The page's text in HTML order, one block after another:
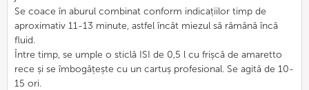
Se coace în aburul combinat conform indicațiilor timp de
aproximativ 11-13 minute, astfel încât miezul să rămână încă
fluid.
Între timp, se umple o sticlă ISI de 0,5 l cu frișcă de amaretto
rece și se îmbogățește cu un cartuș profesional. Se agită de 10-
15 ori.